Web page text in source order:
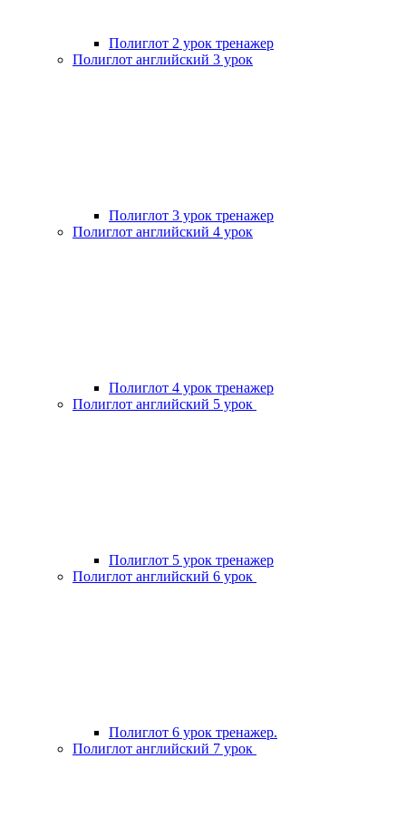
Полиглот 2 урок тренажер
Полиглот английский 3 урок
Полиглот 3 урок тренажер
Полиглот английский 4 урок
Полиглот 4 урок тренажер
Полиглот английский 5 урок
Полиглот 5 урок тренажер
Полиглот английский 6 урок
Полиглот 6 урок тренажер.
Полиглот английский 7 урок